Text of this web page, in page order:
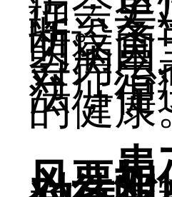
疗会更
理。专
断设备
明病因
会为患
对症治
法，促
的健康
患
风要如